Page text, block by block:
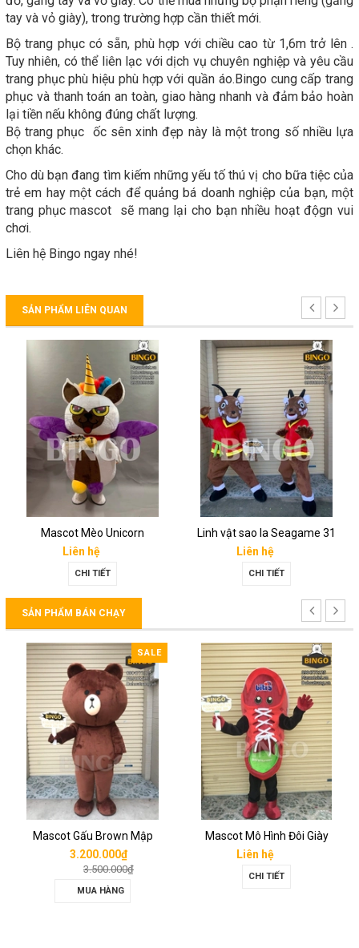
tay và vỏ giày), trong trường hợp cần thiết mới.
Bộ trang phục có sẵn, phù hợp với chiều cao từ 1,6m trở lên .
Tuy nhiên, có thể liên lạc với dịch vụ chuyên nghiệp và yêu cầu
trang phục phù hiệu phù hợp với quần áo.Bingo cung cấp trang
phục và thanh toán an toàn, giao hàng nhanh và đảm bảo hoàn
lại tiền nếu không đúng chất lượng.
Bộ trang phục ốc sên xinh đẹp này là một trong số nhiều lựa
chọn khác.
Cho dù bạn đang tìm kiếm những yếu tố thú vị cho bữa tiệc của
trẻ em hay một cách để quảng bá doanh nghiệp của bạn, một
trang phục mascot sẽ mang lại cho bạn nhiều hoạt độgn vui
chơi.
Liên hệ Bingo ngay nhé!
SẢN PHẨM LIÊN QUAN
Mascot Mèo Unicorn
Liên hệ
CHI TIẾT
Linh vật sao la Seagame 31
Liên hệ
CHI TIẾT
SẢN PHẨM BÁN CHẠY
SALE
Mascot Gấu Brown Mập
3.200.000₫
3.500.000₫
MUA HÀNG
Mascot Mô Hình Đôi Giày
Liên hệ
CHI TIẾT